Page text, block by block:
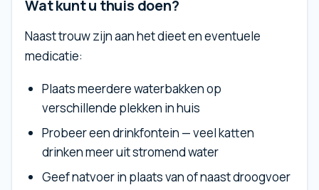
Wat kunt u thuis doen?
Naast trouw zijn aan het dieet en eventuele
medicatie:
Plaats meerdere waterbakken op
verschillende plekken in huis
Probeer een drinkfontein — veel katten
drinken meer uit stromend water
Geef natvoer in plaats van of naast droogvoer